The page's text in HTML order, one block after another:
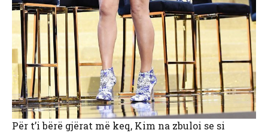
Për t’i bërë gjërat më keq, Kim na zbuloi se si